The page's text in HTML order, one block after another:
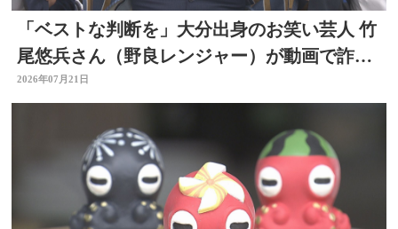
「ベストな判断を」大分出身のお笑い芸人 竹
尾悠兵さん（野良レンジャー）が動画で詐欺
被害防止呼びかけ
2026年07月21日